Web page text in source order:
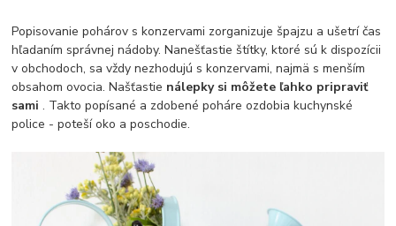
Jesenné trendy 2018
Dizajn interiériu
Doplnky do domácnosti
čalúnená textília
Poťahové látky
Poťahové látky na nábytok
Provence
Usporiadanie obývacej izby Nábytok Boxy a obedáre
Popisovanie pohárov s konzervami zorganizuje špajzu a ušetrí čas
hľadaním správnej nádoby. Nanešťastie štítky, ktoré sú k dispozícii
v obchodoch, sa vždy nezhodujú s konzervami, najmä s menším
obsahom ovocia. Našťastie nálepky si môžete ľahko pripraviť
sami. Takto popísané a zdobené poháre ozdobia kuchynské
police - poteší oko a poschodie.